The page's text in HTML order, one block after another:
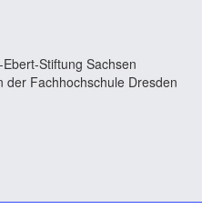
Stiftung Sachsen
der Fachhochschule Dresden